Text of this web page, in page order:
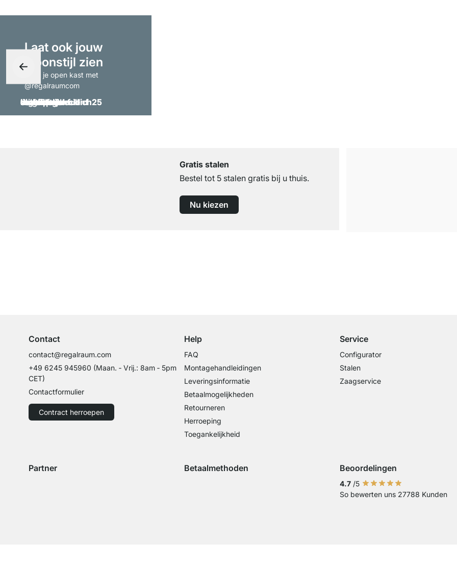
Laat ook jouw
woonstijl zien
- tag je open kast met
@regalraumcom
Gratis stalen
Bestel tot 5 stalen gratis bij u thuis.
Nu kiezen
Contact
contact@regalraum.com
+49 6245 945960 (Maan. ‑ Vrij.: 8am ‑ 5pm
CET)
Contactformulier
Contract herroepen
Help
FAQ
Montagehandleidingen
Leveringsinformatie
Betaalmogelijkheden
Retourneren
Herroeping
Toegankelijkheid
Service
Configurator
Stalen
Zaagservice
Partner Betaalmethoden
Betaling met Klarna Sofort
Beoordelingen
4.7 /5
So bewerten uns 27788 Kunden